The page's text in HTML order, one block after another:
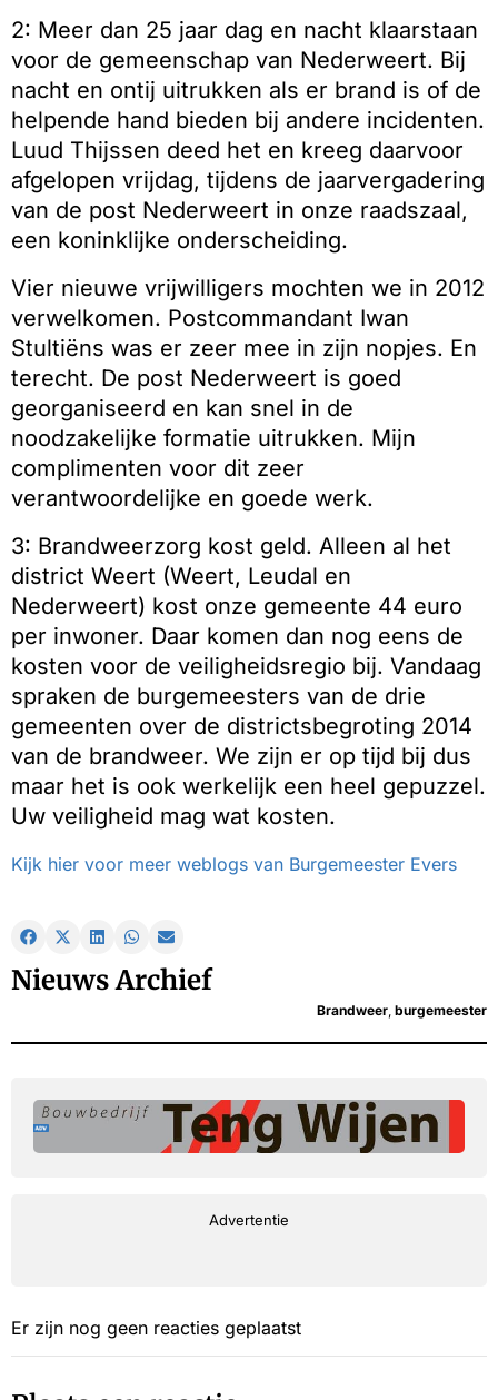
2: Meer dan 25 jaar dag en nacht klaarstaan
voor de gemeenschap van Nederweert. Bij
nacht en ontij uitrukken als er brand is of de
helpende hand bieden bij andere incidenten.
Luud Thijssen deed het en kreeg daarvoor
afgelopen vrijdag, tijdens de jaarvergadering
van de post Nederweert in onze raadszaal,
een koninklijke onderscheiding.
Vier nieuwe vrijwilligers mochten we in 2012
verwelkomen. Postcommandant Iwan
Stultiëns was er zeer mee in zijn nopjes. En
terecht. De post Nederweert is goed
georganiseerd en kan snel in de
noodzakelijke formatie uitrukken. Mijn
complimenten voor dit zeer
verantwoordelijke en goede werk.
3: Brandweerzorg kost geld. Alleen al het
district Weert (Weert, Leudal en
Nederweert) kost onze gemeente 44 euro
per inwoner. Daar komen dan nog eens de
kosten voor de veiligheidsregio bij. Vandaag
spraken de burgemeesters van de drie
gemeenten over de districtsbegroting 2014
van de brandweer. We zijn er op tijd bij dus
maar het is ook werkelijk een heel gepuzzel.
Uw veiligheid mag wat kosten.
Kijk hier voor meer weblogs van Burgemeester Evers
Nieuws Archief
Brandweer, burgemeester
Advertentie
Er zijn nog geen reacties geplaatst